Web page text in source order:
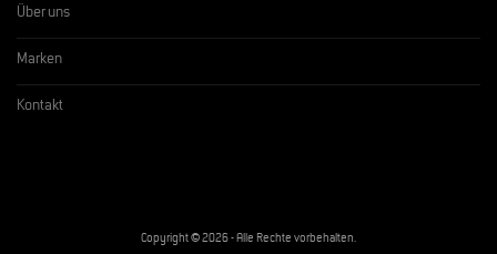
Über uns
Marken
Kontakt
Copyright © 2026 - Alle Rechte vorbehalten.